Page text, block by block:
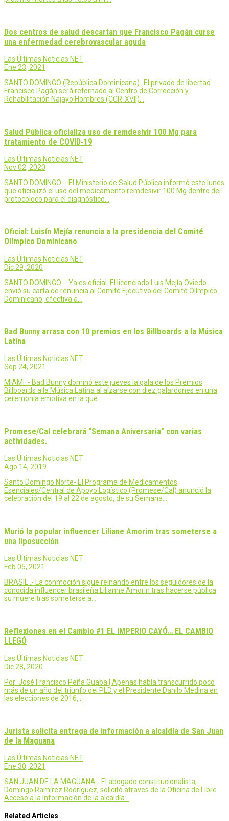
Dos centros de salud descartan que Francisco Pagán curse
una enfermedad cerebrovascular aguda
Las Últimas Noticias NET
Ene 23, 2021
SANTO DOMINGO (República Dominicana).-El privado de libertad
Francisco Pagán será retornado al Centro de Corrección y
Rehabilitación Najayo Hombres (CCR-XVII)…
Salud Pública oficializa uso de remdesivir 100 Mg para
tratamiento de COVID-19
Las Últimas Noticias NET
Nov 02, 2020
SANTO DOMINGO .- El Ministerio de Salud Pública informó este lunes
que oficializó el uso del medicamento remdesivir 100 Mg dentro del
protocoloco para el diagnóstico…
Oficial: Luisín Mejía renuncia a la presidencia del Comité
Olímpico Dominicano
Las Últimas Noticias NET
Dic 29, 2020
SANTO DOMINGO .- Ya es oficial. El licenciado Luis Mejía Oviedo
envió su carta de renuncia al Comité Ejecutivo del Comité Olímpico
Dominicano, efectiva a…
Bad Bunny arrasa con 10 premios en los Billboards a la Música
Latina
Las Últimas Noticias NET
Sep 24, 2021
MIAMI .- Bad Bunny dominó este jueves la gala de los Premios
Billboards a la Música Latina al alzarse con diez galardones en una
ceremonia emotiva en la que…
Promese/Cal celebrará “Semana Aniversaria” con varias
actividades.
Las Últimas Noticias NET
Ago 14, 2019
Santo Domingo Norte- El Programa de Medicamentos
Esenciales/Central de Apoyo Logístico (Promese/Cal) anunció la
celebración del 19 al 22 de agosto, de su Semana…
Murió la popular influencer Liliane Amorim tras someterse a
una liposucción
Las Últimas Noticias NET
Feb 05, 2021
BRASIL .- La conmoción sigue reinando entre los seguidores de la
conocida influencer brasileña Lilianne Amorin tras hacerse pública
su muere tras someterse a…
Reflexiones en el Cambio #1 EL IMPERIO CAYÓ… EL CAMBIO
LLEGÓ
Las Últimas Noticias NET
Dic 28, 2020
Por: José Francisco Peña Guaba | Apenas había transcurrido poco
más de un año del triunfo del PLD y el Presidente Danilo Medina en
las elecciones de 2016,…
Jurista solicita entrega de información a alcaldía de San Juan
de la Maguana
Las Últimas Noticias NET
Ene 30, 2021
SAN JUAN DE LA MAGUANA.- El abogado constitucionalista,
Domingo Ramírez Rodríguez, solicitó atraves de la Oficina de Libre
Acceso a la Información de la alcaldía…
Related Articles